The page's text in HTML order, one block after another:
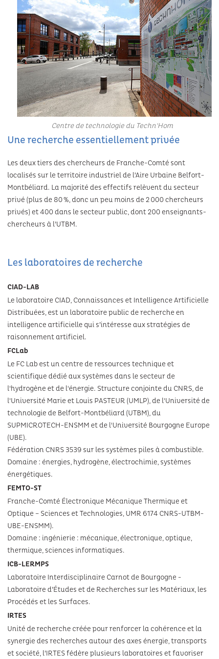
Habitat indigne
Demande de logement social
Aires d’accueil des gens du voyage
Voiries et parcs de stationnement
Aire de covoiturage
Eau
Les espaces naturels
Environnement
Plan climat
Milieux aquatiques
Atlas de la biodiversité
Gardes champêtres
Les formations
La recherche
Les actions du Grand Belfort
École numérique
TOURISME & PATRIMOINE
Tourisme
Patrimoine
Randonnées
Hébergements touristiques
CULTURE
Conservatoire Henri Dutilleux
Viadanse centre chorégraphique national
Le Grrranit scène nationale de Belfort
Théâtre de Marionnettes de Belfort
Cinémas d’aujourd’hui
Théâtre du Pilier
SPORTS
Les piscines
Centre de technologie du Techn'Hom
Une recherche essentiellement privée
Les deux tiers des chercheurs de Franche-Comté sont
localisés sur le territoire industriel de l’Aire Urbaine Belfort-
Montbéliard. La majorité des effectifs relèvent du secteur
privé (plus de 80 %, donc un peu moins de 2 000 chercheurs
privés) et 400 dans le secteur public, dont 200 enseignants-
chercheurs à l’UTBM.
Les laboratoires de recherche
CIAD-LAB
Le laboratoire CIAD, Connaissances et Intelligence Artificielle
Distribuées, est un laboratoire public de recherche en
intelligence artificielle qui s’intéresse aux stratégies de
raisonnement artificiel.
FCLab
Le FC Lab est un centre de ressources technique et
scientifique dédié aux systèmes dans le secteur de
l'hydrogène et de l'énergie. Structure conjointe du CNRS, de
l'Université Marie et Louis PASTEUR (UMLP), de l'Université de
technologie de Belfort-Montbéliard (UTBM), du
SUPMICROTECH-ENSMM et de l'Université Bourgogne Europe
(UBE).
Fédération CNRS 3539 sur les systèmes piles à combustible.
Domaine : énergies, hydrogène, électrochimie, systèmes
énergétiques.
FEMTO-ST
Franche-Comté Électronique Mécanique Thermique et
Optique – Sciences et Technologies, UMR 6174 CNRS-UTBM-
UBE-ENSMM).
Domaine : ingénierie : mécanique, électronique, optique,
thermique, sciences informatiques.
ICB-LERMPS
Laboratoire Interdisciplinaire Carnot de Bourgogne -
Laboratoire d’Études et de Recherches sur les Matériaux, les
Procédés et les Surfaces.
IRTES
Unité de recherche créée pour renforcer la cohérence et la
synergie des recherches autour des axes énergie, transports
et société, l’IRTES fédère plusieurs laboratoires et favoriser